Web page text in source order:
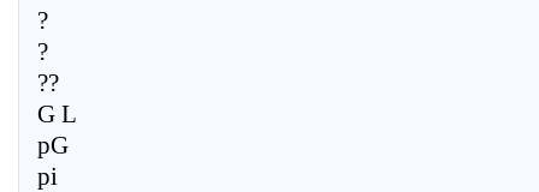
?
?
??
G L
pG
pi